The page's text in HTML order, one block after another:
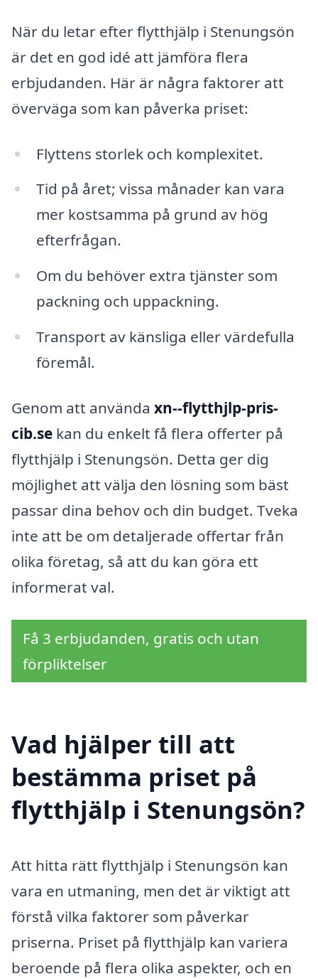
När du letar efter flytthjälp i Stenungsön
är det en god idé att jämföra flera
erbjudanden. Här är några faktorer att
överväga som kan påverka priset:
Flyttens storlek och komplexitet.
Tid på året; vissa månader kan vara
mer kostsamma på grund av hög
efterfrågan.
Om du behöver extra tjänster som
packning och uppackning.
Transport av känsliga eller värdefulla
föremål.
Genom att använda xn--flytthjlp-pris-
cib.se kan du enkelt få flera offerter på
flytthjälp i Stenungsön. Detta ger dig
möjlighet att välja den lösning som bäst
passar dina behov och din budget. Tveka
inte att be om detaljerade offertar från
olika företag, så att du kan göra ett
informerat val.
Få 3 erbjudanden, gratis och utan
förpliktelser
Vad hjälper till att
bestämma priset på
flytthjälp i Stenungsön?
Att hitta rätt flytthjälp i Stenungsön kan
vara en utmaning, men det är viktigt att
förstå vilka faktorer som påverkar
priserna. Priset på flytthjälp kan variera
beroende på flera olika aspekter, och en